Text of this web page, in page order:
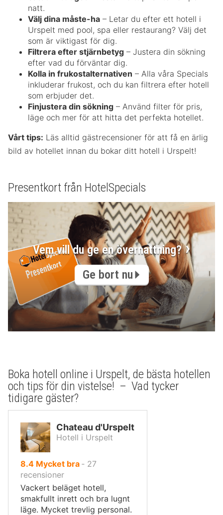
natt.
Välj dina måste-ha – Letar du efter ett hotell i
Urspelt med pool, spa eller restaurang? Välj det
som är viktigast för dig.
Filtrera efter stjärnbetyg – Justera din sökning
efter vad du förväntar dig.
Kolla in frukostalternativen – Alla våra Specials
inkluderar frukost, och du kan filtrera efter hotell
som erbjuder det.
Finjustera din sökning – Använd filter för pris,
läge och mer för att hitta det perfekta hotellet.
Vårt tips: Läs alltid gästrecensioner för att få en ärlig
bild av hotellet innan du bokar ditt hotell i Urspelt!
Presentkort från HotelSpecials
Vem vill du ge en övernattning?
Ge bort nu
Boka hotell online i Urspelt, de bästa hotellen
och tips för din vistelse! – Vad tycker
tidigare gäster?
Chateau d'Urspelt
Hotell i Urspelt
8.4av
10,
Mycket bra ‐ 27
recensioner
Vackert beläget hotell,
smakfullt inrett och bra lugnt
läge. Mycket trevlig personal.